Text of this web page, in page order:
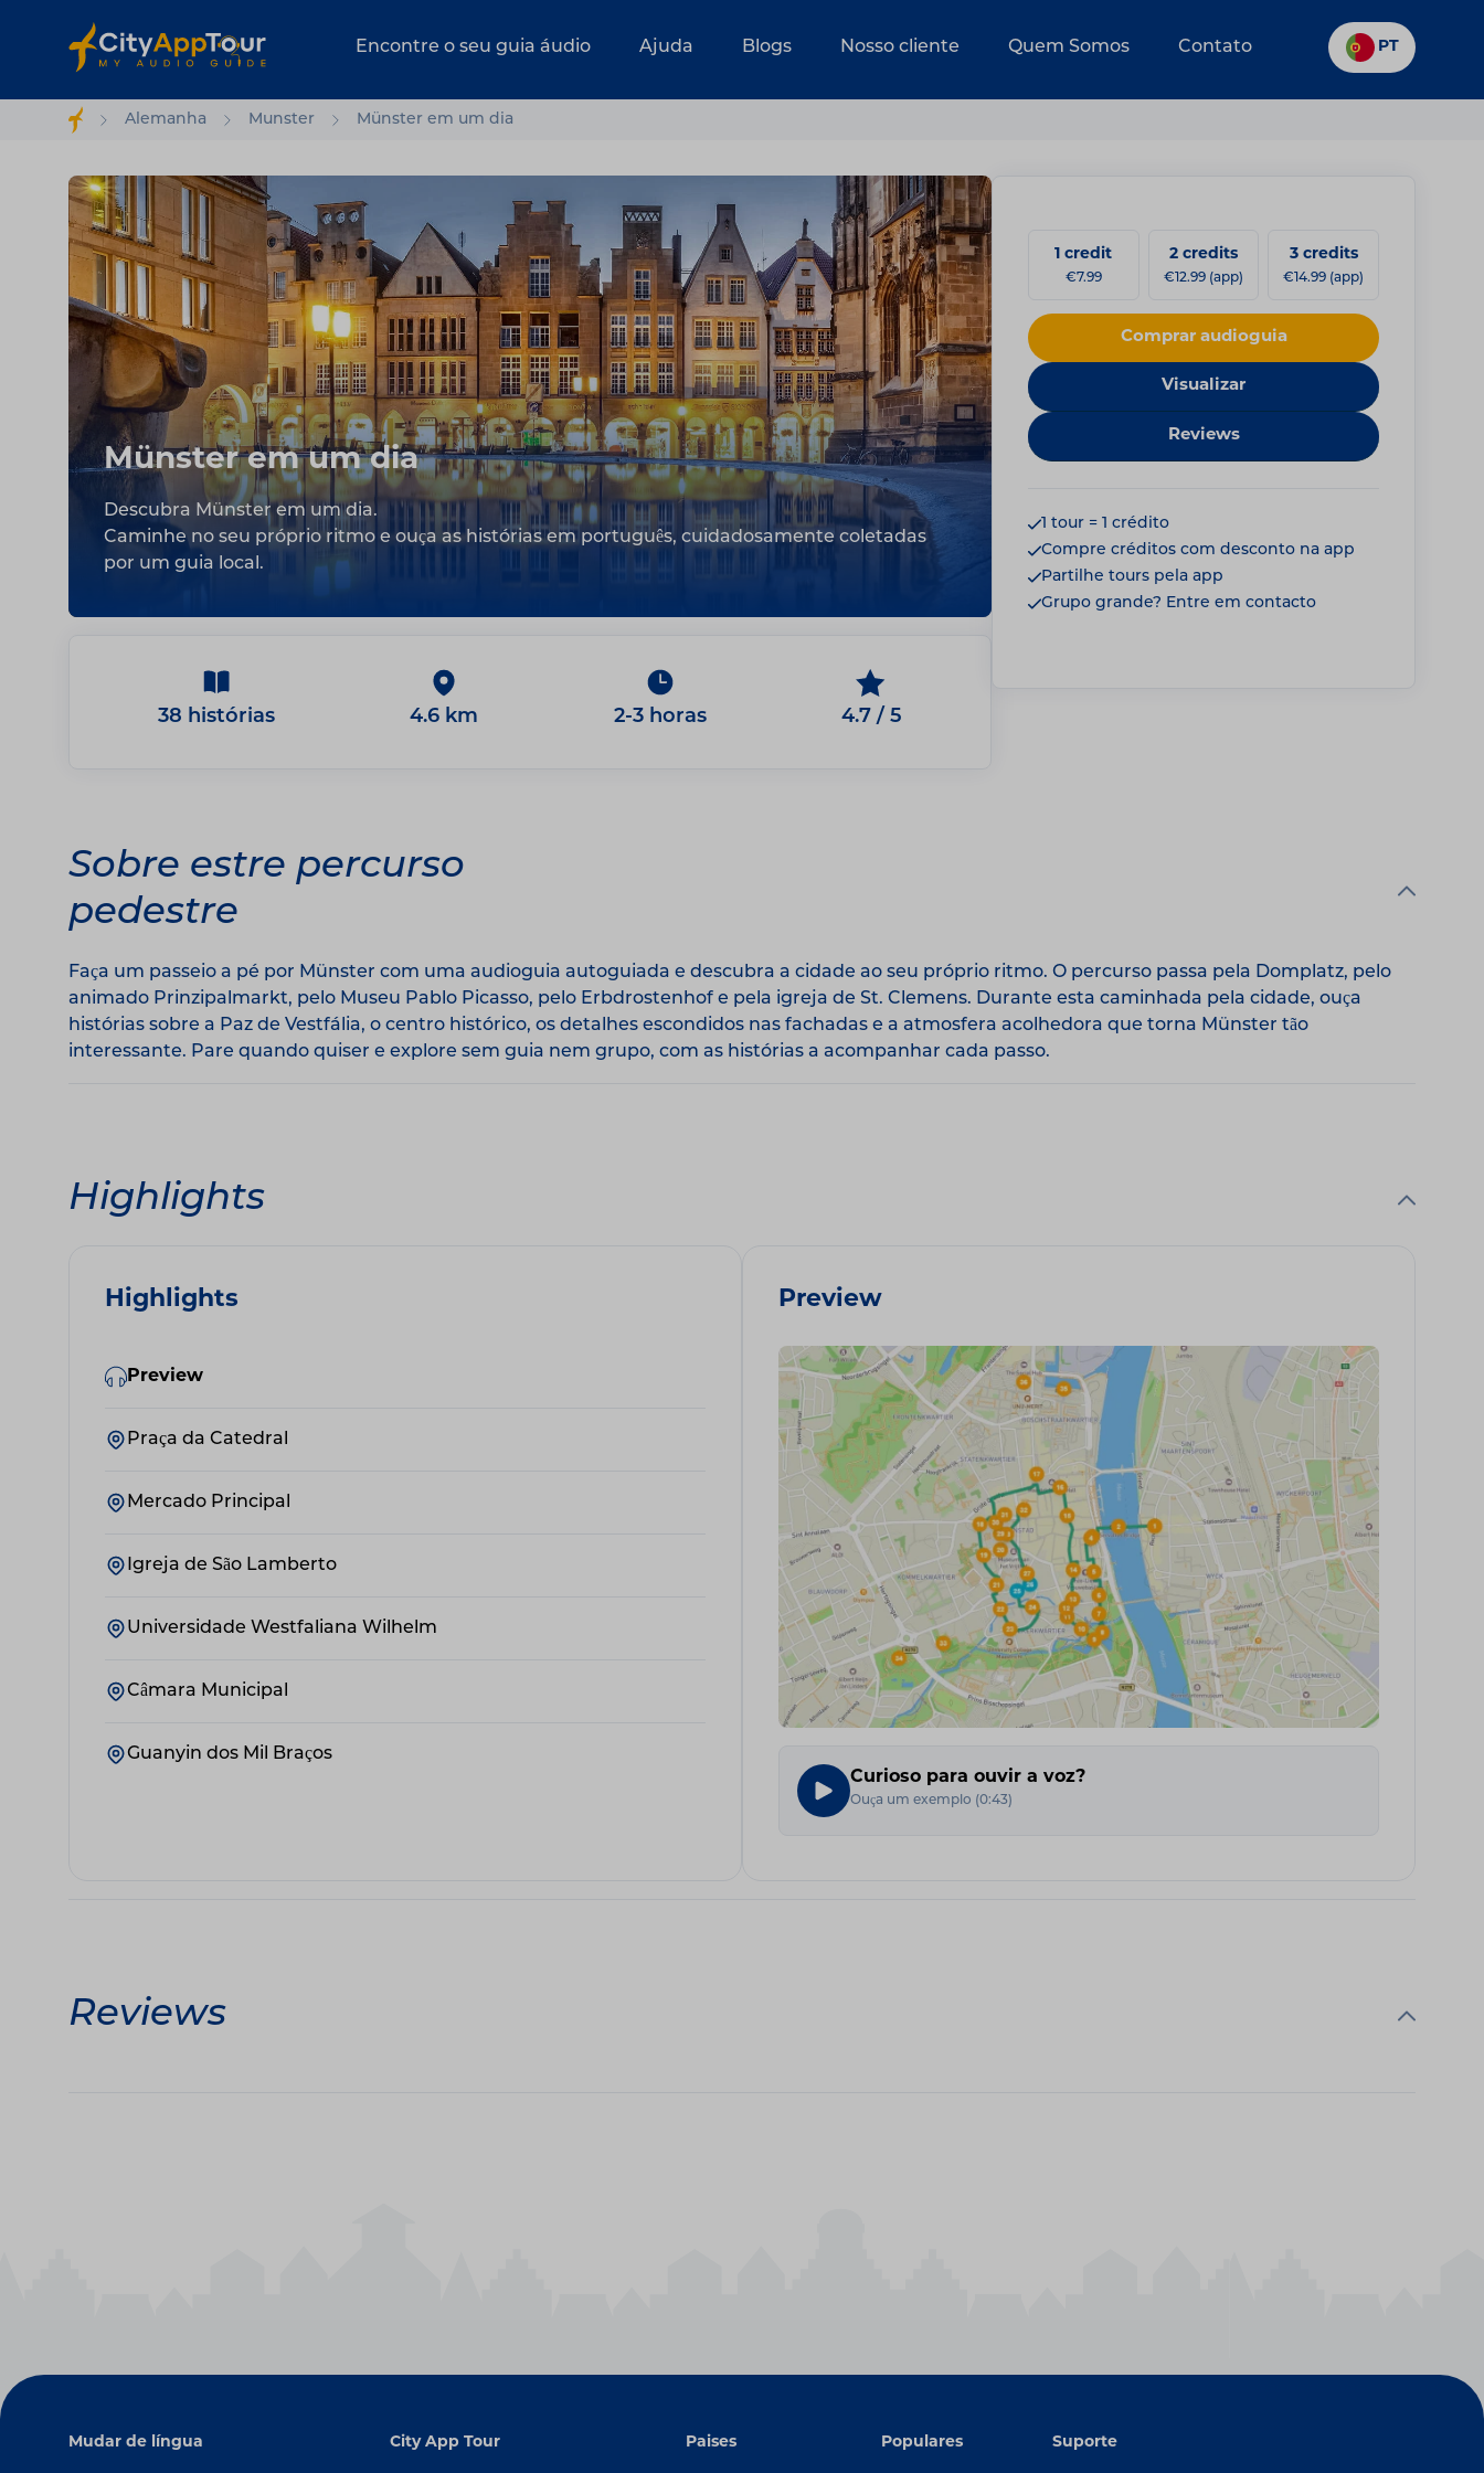
Encontre o seu guia áudio Ajuda Blogs Nosso cliente Quem Somos Contato PT
Alemanha Munster Münster em um dia
Münster em um dia
Descubra Münster em um dia.
Caminhe no seu próprio ritmo e ouça as histórias em português, cuidadosamente coletadas
por um guia local.
38 histórias 4.6 km 2-3 horas 4.7 / 5
1 credit
€7.99
2 credits
€12.99 (app)
3 credits
€14.99 (app)
Comprar audioguia
Visualizar
Reviews
1 tour = 1 crédito
Compre créditos com desconto na app
Partilhe tours pela app
Grupo grande? Entre em contacto
Sobre estre percurso
pedestre
Faça um passeio a pé por Münster com uma audioguia autoguiada e descubra a cidade ao seu próprio ritmo. O percurso passa pela Domplatz, pelo
animado Prinzipalmarkt, pelo Museu Pablo Picasso, pelo Erbdrostenhof e pela igreja de St. Clemens. Durante esta caminhada pela cidade, ouça
histórias sobre a Paz de Vestfália, o centro histórico, os detalhes escondidos nas fachadas e a atmosfera acolhedora que torna Münster tão
interessante. Pare quando quiser e explore sem guia nem grupo, com as histórias a acompanhar cada passo.
Highlights
Highlights
Preview
Praça da Catedral
Mercado Principal
Igreja de São Lamberto
Universidade Westfaliana Wilhelm
Câmara Municipal
Guanyin dos Mil Braços
Preview
Curioso para ouvir a voz?
Ouça um exemplo (0:43)
Reviews
Mudar de língua City App Tour Paises Populares Suporte